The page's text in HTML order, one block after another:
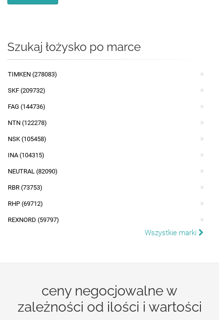
Szukaj łożysko po marce
TIMKEN (278083)
SKF (209732)
FAG (144736)
NTN (122278)
NSK (105458)
INA (104315)
NEUTRAL (82090)
RBR (73753)
RHP (69712)
REXNORD (59797)
Wszystkie marki
ceny negocjowalne w
zależności od ilości i wartości